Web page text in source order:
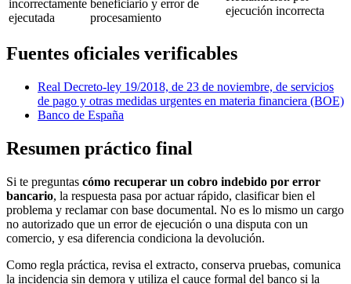
incorrectamente
ejecutada
beneficiario y error de
procesamiento
ejecución incorrecta
Fuentes oficiales verificables
Real Decreto-ley 19/2018, de 23 de noviembre, de servicios
de pago y otras medidas urgentes en materia financiera (BOE)
Banco de España
Resumen práctico final
Si te preguntas cómo recuperar un cobro indebido por error
bancario, la respuesta pasa por actuar rápido, clasificar bien el
problema y reclamar con base documental. No es lo mismo un cargo
no autorizado que un error de ejecución o una disputa con un
comercio, y esa diferencia condiciona la devolución.
Como regla práctica, revisa el extracto, conserva pruebas, comunica
la incidencia sin demora y utiliza el cauce formal del banco si la